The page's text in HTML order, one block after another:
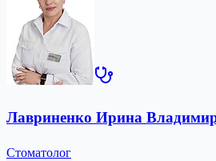
Лавриненко Ирина
Стоматолог